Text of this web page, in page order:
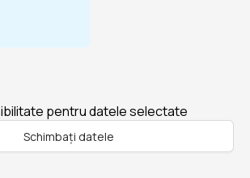
pentru datele selectate
Schimbați datele